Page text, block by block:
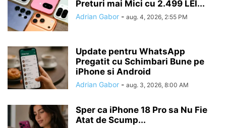
Preturi mai Mici cu 2.499 LEI...
Adrian Gabor - aug. 4, 2026, 2:55 PM
Update pentru WhatsApp
Pregatit cu Schimbari Bune pe
iPhone si Android
Adrian Gabor - aug. 3, 2026, 8:00 AM
Sper ca iPhone 18 Pro sa Nu Fie
Atat de Scump...